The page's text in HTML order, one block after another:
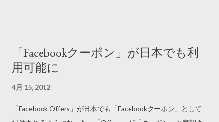
「Facebookクーポン」が日本でも利
用可能に
4月 15, 2012
「Facebook Offers」が日本でも「Facebookクーポン」として